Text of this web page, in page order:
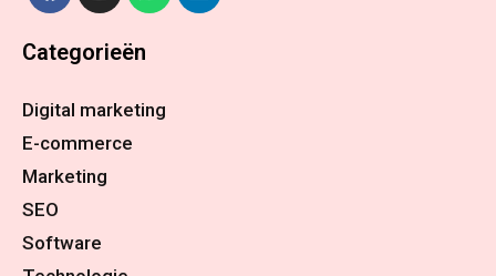
Categorieën
Digital marketing
E-commerce
Marketing
SEO
Software